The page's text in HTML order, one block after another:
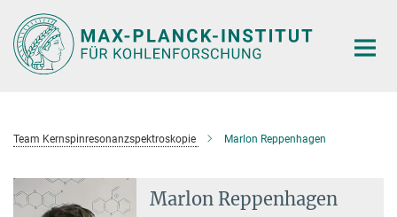
Hauptinhalt
Team Kernspinresonanzspektroskopie Marlon Reppenhagen
Marlon Reppenhagen